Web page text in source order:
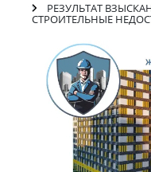
РЕЗУЛЬТАТ
СТРОИТЕЛЬНЫЕ